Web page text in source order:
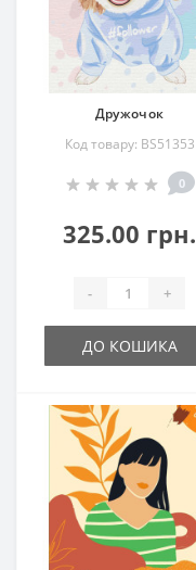
Дружочок
Код товару: BS51353
0
325.00 грн.
- +
ДО КОШИКА